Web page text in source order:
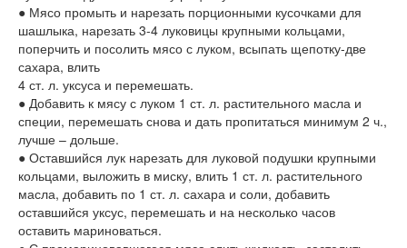
● Мясо промыть и нарезать порционными кусочками для
шашлыка, нарезать 3-4 луковицы крупными кольцами,
поперчить и посолить мясо с луком, всыпать щепотку-две
сахара, влить
4 ст. л. уксуса и перемешать.
● Добавить к мясу с луком 1 ст. л. растительного масла и
специи, перемешать снова и дать пропитаться минимум 2 ч.,
лучше – дольше.
● Оставшийся лук нарезать для луковой подушки крупными
кольцами, выложить в миску, влить 1 ст. л. растительного
масла, добавить по 1 ст. л. сахара и соли, добавить
оставшийся уксус, перемешать и на несколько часов
оставить мариноваться.